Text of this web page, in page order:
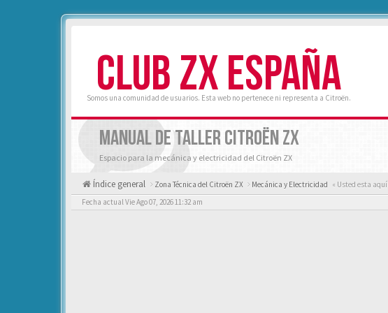
CLUB ZX ESPAÑA
Somos una comunidad de usuarios. Esta web no pertenece ni representa a Citroën.
MANUAL DE TALLER CITROËN ZX
Espacio para la mecánica y electricidad del Citroën ZX
Índice general Zona Técnica del Citroën ZX Mecánica y Electricidad « Usted esta aquí
Fecha actual Vie Ago 07, 2026 11:32 am